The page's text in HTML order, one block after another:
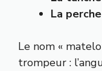
La perche
Le nom «
trompeur :